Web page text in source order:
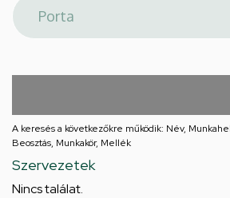
A keresés a következőkre működik: Név,
Beosztás, Munkakör, Mellék
Szervezetek
Nincs találat.